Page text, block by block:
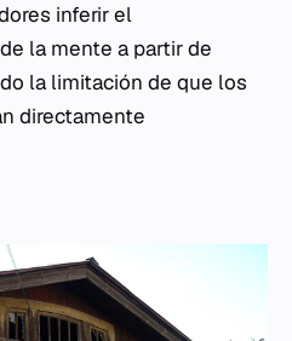
inferir el
la mente a partir de
la limitación de que los
directamente